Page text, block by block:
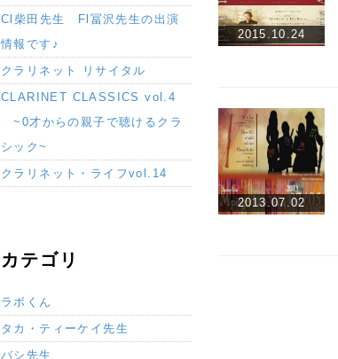
2015.10.24
2013.07.02
Cl柴田先生 Fl冨沢先生の出演
情報です♪
クラリネット リサイタル
CLARINET CLASSICS vol.4
~0才からの親子で聴けるクラ
シック~
クラリネット・ライフvol.14
カテゴリ
ラボくん
タカ・ティーケイ先生
バシ先生